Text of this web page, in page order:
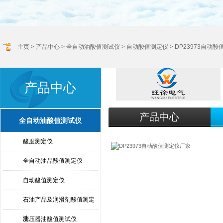
主页 > 产品中心 > 全自动油酸值测试仪 > 自动酸值测定仪 > DP23973自动酸
产品中心
全自动油酸值测试仪
酸度测定仪
全自动油品酸值测定仪
自动酸值测定仪
石油产品及润滑剂酸值测定
法
变压器油酸值测试仪
产品中心